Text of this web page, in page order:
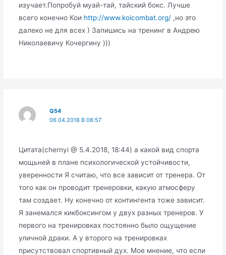
изучает.Попробуй муай-тай, тайский бокс. Лучше
всего конечно Кои http://www.koicombat.org/,но это
далеко не для всех ) Запишись на тренинг в Андрею
Николаевичу Кочергину )))
Q54
06.04.2018 В 08:57
Цитата(chernyi @ 5.4.2018, 18:44) а какой вид спорта
мощьней в плане психологической устойчивости,
уверенности Я считаю, что все зависит от тренера. От
того как он проводит тренеровки, какую атмосферу
там создает. Ну конечно от контингента тоже зависит.
Я занемался кикбоксингом у двух разных тренеров. У
первого на тренировках постоянно было ощущение
уличной драки. А у второго на тренировках
присутствовал спортивный дух. Мое мнение, что если